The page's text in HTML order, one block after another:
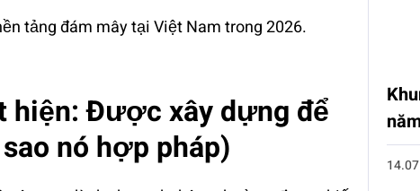
tảng đám mây tại Việt Nam trong 2026.
hiện: Được xây dựng để
nó hợp pháp)